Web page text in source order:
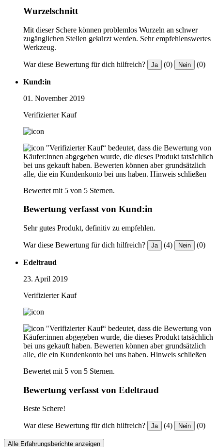
Wurzelschnitt
Mit dieser Schere können problemlos Wurzeln an schwer
zugänglichen Stellen gekürzt werden. Sehr empfehlenswertes
Werkzeug.
War diese Bewertung für dich hilfreich? Ja (0) Nein (0)
Kund:in
01. November 2019
Verifizierter Kauf
"Verifizierter Kauf“ bedeutet, dass die Bewertung von
Käufer:innen abgegeben wurde, die dieses Produkt tatsächlich
bei uns gekauft haben. Bewerten können aber grundsätzlich
alle, die ein Kundenkonto bei uns haben. Hinweis schließen
Bewertet mit 5 von 5 Sternen.
Bewertung verfasst von Kund:in
Sehr gutes Produkt, definitiv zu empfehlen.
War diese Bewertung für dich hilfreich? Ja (4) Nein (0)
Edeltraud
23. April 2019
Verifizierter Kauf
"Verifizierter Kauf“ bedeutet, dass die Bewertung von
Käufer:innen abgegeben wurde, die dieses Produkt tatsächlich
bei uns gekauft haben. Bewerten können aber grundsätzlich
alle, die ein Kundenkonto bei uns haben. Hinweis schließen
Bewertet mit 5 von 5 Sternen.
Bewertung verfasst von Edeltraud
Beste Schere!
War diese Bewertung für dich hilfreich? Ja (4) Nein (0)
Alle Erfahrungsberichte anzeigen